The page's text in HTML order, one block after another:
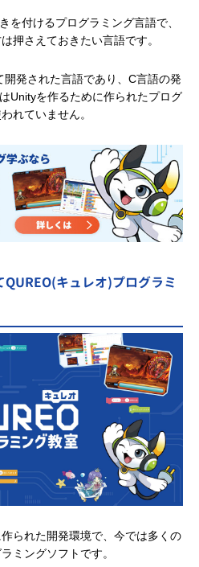
を付けるプログラミング言語で、
押さえておきたい言語です。
発された言語であり、C言語の発
Unityを作るために作られたプログ
れていません。
キュレオ)プログラミ
られた開発環境で、今では多くの
ミングソフトです。